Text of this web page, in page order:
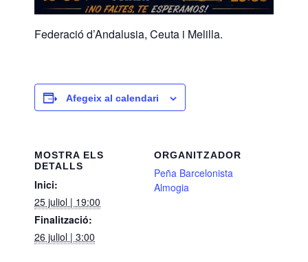
Federació d’Andalusia, Ceuta i Melilla.
Afegeix al calendari
MOSTRA ELS
DETALLS
Inici:
25 juliol | 19:00
Finalització:
26 juliol | 3:00
ORGANITZADOR
Peña Barcelonista
Almogia